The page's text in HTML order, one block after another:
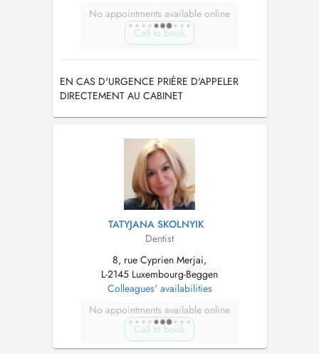
No appointments available online
Call to book
EN CAS D'URGENCE PRIÈRE D'APPELER
DIRECTEMENT AU CABINET
TATYJANA SKOLNYIK
Dentist
8, rue Cyprien Merjai,
L-2145 Luxembourg-Beggen
Colleagues' availabilities
No appointments available online
Call to book